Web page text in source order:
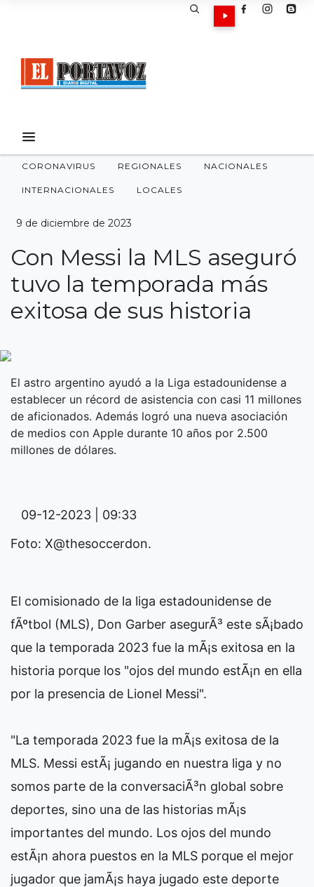
CORONAVIRUS REGIONALES NACIONALES
INTERNACIONALES LOCALES
9 de diciembre de 2023
Con Messi la MLS aseguró
tuvo la temporada más
exitosa de sus historia
El astro argentino ayudó a la Liga estadounidense a
establecer un récord de asistencia con casi 11 millones
de aficionados. Además logró una nueva asociación
de medios con Apple durante 10 años por 2.500
millones de dólares.
09-12-2023 | 09:33
Foto: X@thesoccerdon.
El comisionado de la liga estadounidense de
fÃºtbol (MLS), Don Garber asegurÃ³ este sÃ¡bado
que la temporada 2023 fue la mÃ¡s exitosa en la
historia porque los "ojos del mundo estÃ¡n en ella
por la presencia de Lionel Messi".
"La temporada 2023 fue la mÃ¡s exitosa de la
MLS. Messi estÃ¡ jugando en nuestra liga y no
somos parte de la conversaciÃ³n global sobre
deportes, sino una de las historias mÃ¡s
importantes del mundo. Los ojos del mundo
estÃ¡n ahora puestos en la MLS porque el mejor
jugador que jamÃ¡s haya jugado este deporte